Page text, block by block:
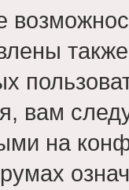
вам
на